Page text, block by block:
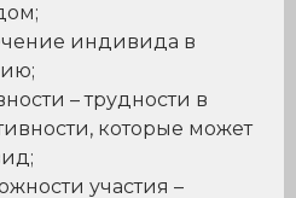
индивида в
– трудности в
которые может
участия –